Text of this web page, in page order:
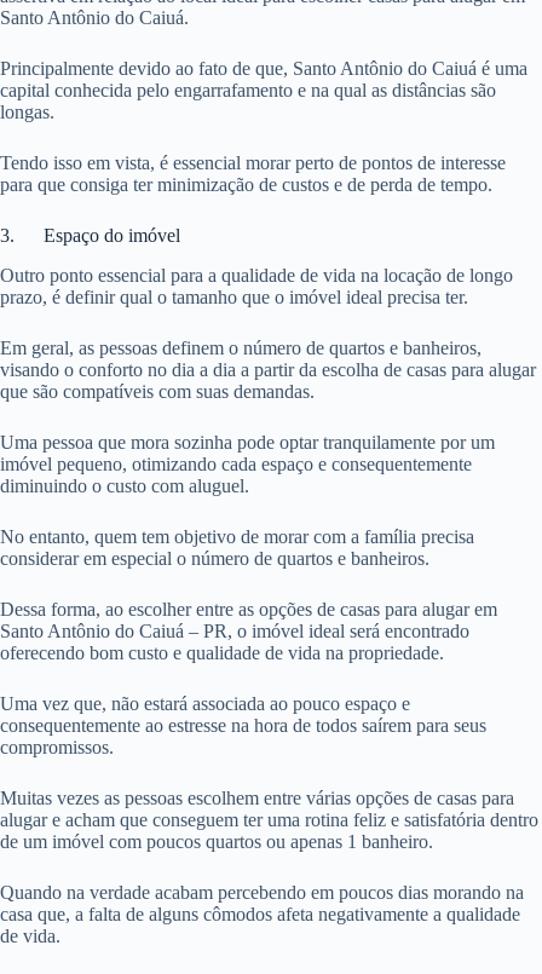
Santo Antônio do Caiuá.
Principalmente devido ao fato de que, Santo Antônio do Caiuá é uma
capital conhecida pelo engarrafamento e na qual as distâncias são
longas.
Tendo isso em vista, é essencial morar perto de pontos de interesse
para que consiga ter minimização de custos e de perda de tempo.
3. Espaço do imóvel
Outro ponto essencial para a qualidade de vida na locação de longo
prazo, é definir qual o tamanho que o imóvel ideal precisa ter.
Em geral, as pessoas definem o número de quartos e banheiros,
visando o conforto no dia a dia a partir da escolha de casas para alugar
que são compatíveis com suas demandas.
Uma pessoa que mora sozinha pode optar tranquilamente por um
imóvel pequeno, otimizando cada espaço e consequentemente
diminuindo o custo com aluguel.
No entanto, quem tem objetivo de morar com a família precisa
considerar em especial o número de quartos e banheiros.
Dessa forma, ao escolher entre as opções de casas para alugar em
Santo Antônio do Caiuá – PR, o imóvel ideal será encontrado
oferecendo bom custo e qualidade de vida na propriedade.
Uma vez que, não estará associada ao pouco espaço e
consequentemente ao estresse na hora de todos saírem para seus
compromissos.
Muitas vezes as pessoas escolhem entre várias opções de casas para
alugar e acham que conseguem ter uma rotina feliz e satisfatória dentro
de um imóvel com poucos quartos ou apenas 1 banheiro.
Quando na verdade acabam percebendo em poucos dias morando na
casa que, a falta de alguns cômodos afeta negativamente a qualidade
de vida.